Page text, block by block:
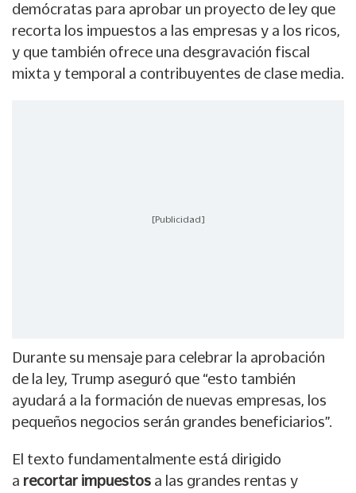
demócratas para aprobar un proyecto de ley que
recorta los impuestos a las empresas y a los ricos,
y que también ofrece una desgravación fiscal
mixta y temporal a contribuyentes de clase media.
[Publicidad]
Durante su mensaje para celebrar la aprobación
de la ley, Trump aseguró que “esto también
ayudará a la formación de nuevas empresas, los
pequeños negocios serán grandes beneficiarios”.
El texto fundamentalmente está dirigido
a recortar impuestos a las grandes rentas y